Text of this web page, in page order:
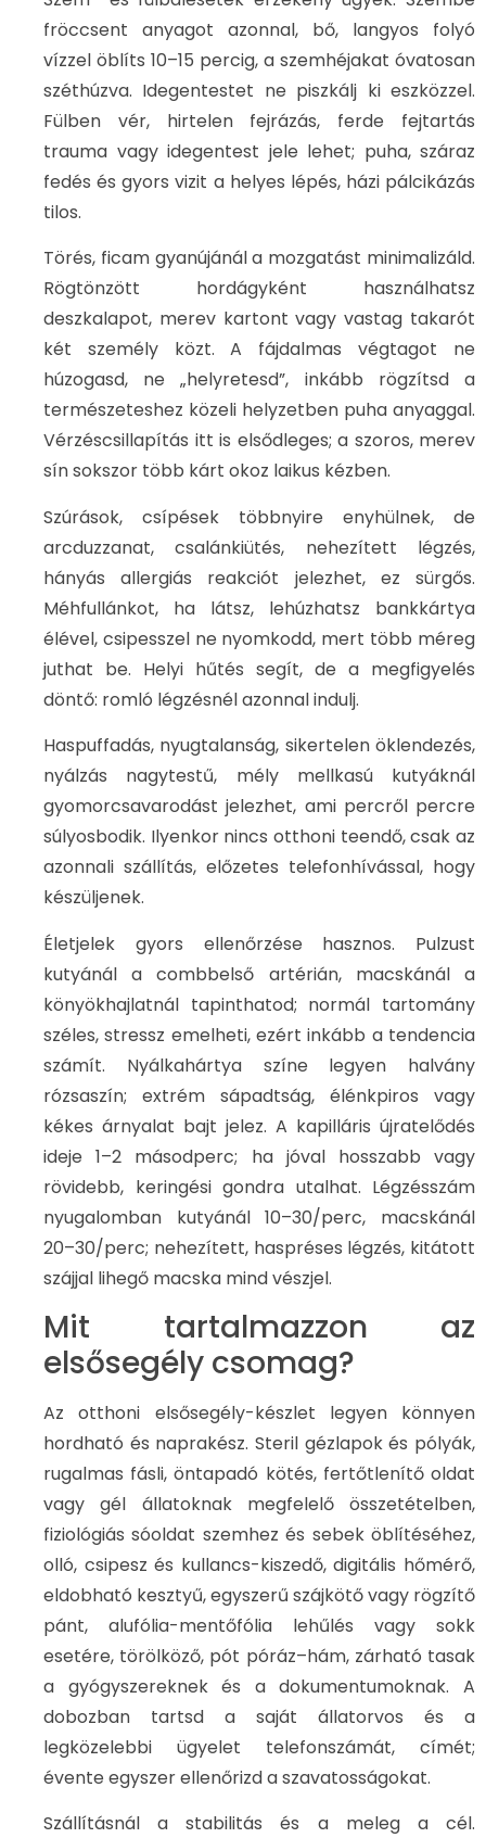
fröccsent anyagot azonnal, bő, langyos folyó
vízzel öblíts 10–15 percig, a szemhéjakat óvatosan
széthúzva. Idegentestet ne piszkálj ki eszközzel.
Fülben vér, hirtelen fejrázás, ferde fejtartás
trauma vagy idegentest jele lehet; puha, száraz
fedés és gyors vizit a helyes lépés, házi pálcikázás
tilos.
Törés, ficam gyanújánál a mozgatást minimalizáld.
Rögtönzött hordágyként használhatsz
deszkalapot, merev kartont vagy vastag takarót
két személy közt. A fájdalmas végtagot ne
húzogasd, ne „helyretesd”, inkább rögzítsd a
természeteshez közeli helyzetben puha anyaggal.
Vérzéscsillapítás itt is elsődleges; a szoros, merev
sín sokszor több kárt okoz laikus kézben.
Szúrások, csípések többnyire enyhülnek, de
arcduzzanat, csalánkiütés, nehezített légzés,
hányás allergiás reakciót jelezhet, ez sürgős.
Méhfullánkot, ha látsz, lehúzhatsz bankkártya
élével, csipesszel ne nyomkodd, mert több méreg
juthat be. Helyi hűtés segít, de a megfigyelés
döntő: romló légzésnél azonnal indulj.
Haspuffadás, nyugtalanság, sikertelen öklendezés,
nyálzás nagytestű, mély mellkasú kutyáknál
gyomorcsavarodást jelezhet, ami percről percre
súlyosbodik. Ilyenkor nincs otthoni teendő, csak az
azonnali szállítás, előzetes telefonhívással, hogy
készüljenek.
Életjelek gyors ellenőrzése hasznos. Pulzust
kutyánál a combbelső artérián, macskánál a
könyökhajlatnál tapinthatod; normál tartomány
széles, stressz emelheti, ezért inkább a tendencia
számít. Nyálkahártya színe legyen halvány
rózsaszín; extrém sápadtság, élénkpiros vagy
kékes árnyalat bajt jelez. A kapilláris újratelődés
ideje 1–2 másodperc; ha jóval hosszabb vagy
rövidebb, keringési gondra utalhat. Légzésszám
nyugalomban kutyánál 10–30/perc, macskánál
20–30/perc; nehezített, haspréses légzés, kitátott
szájjal lihegő macska mind vészjel.
Mit tartalmazzon az
elsősegély csomag?
Az otthoni elsősegély-készlet legyen könnyen
hordható és naprakész. Steril gézlapok és pólyák,
rugalmas fásli, öntapadó kötés, fertőtlenítő oldat
vagy gél állatoknak megfelelő összetételben,
fiziológiás sóoldat szemhez és sebek öblítéséhez,
olló, csipesz és kullancs-kiszedő, digitális hőmérő,
eldobható kesztyű, egyszerű szájkötő vagy rögzítő
pánt, alufólia-mentőfólia lehűlés vagy sokk
esetére, törölköző, pót póráz–hám, zárható tasak
a gyógyszereknek és a dokumentumoknak. A
dobozban tartsd a saját állatorvos és a
legközelebbi ügyelet telefonszámát, címét;
évente egyszer ellenőrizd a szavatosságokat.
Szállításnál a stabilitás és a meleg a cél.